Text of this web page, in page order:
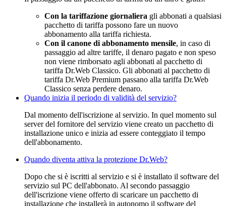
Con la tariffazione giornaliera gli abbonati a qualsiasi
pacchetto di tariffa possono fare un nuovo
abbonamento alla tariffa richiesta.
Con il canone di abbonamento mensile, in caso di
passaggio ad altre tariffe, il denaro pagato e non speso
non viene rimborsato agli abbonati al pacchetto di
tariffa Dr.Web Classico. Gli abbonati al pacchetto di
tariffa Dr.Web Premium passano alla tariffa Dr.Web
Classico senza perdere denaro.
Quando inizia il periodo di validità del servizio?
Dal momento dell'iscrizione al servizio. In quel momento sul
server del fornitore del servizio viene creato un pacchetto di
installazione unico e inizia ad essere conteggiato il tempo
dell'abbonamento.
Quando diventa attiva la protezione Dr.Web?
Dopo che si è iscritti al servizio e si è installato il software del
servizio sul PC dell'abbonato. Al secondo passaggio
dell'iscrizione viene offerto di scaricare un pacchetto di
installazione che installerà in autonomo il software del